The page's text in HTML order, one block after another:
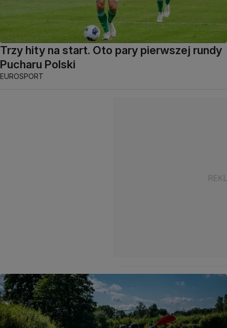
Trzy hity na start. Oto pary pierwszej rundy
Pucharu Polski
EUROSPORT